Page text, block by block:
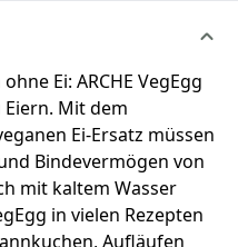
Ei: ARCHE VegEgg
Eiern. Mit dem
Ei-Ersatz müssen
Bindevermögen von
mit kaltem Wasser
in vielen Rezepten
Aufläufen